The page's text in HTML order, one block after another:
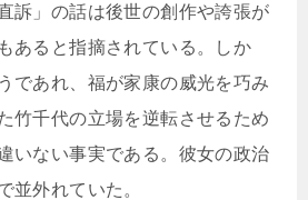
訴」の話は後世の創作や誇張が
あると指摘されている。しか
であれ、福が家康の威光を巧み
竹千代の立場を逆転させるため
いない事実である。彼女の政治
並外れていた。